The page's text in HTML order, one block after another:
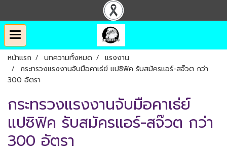
หน้าแรก บทความทั้งหมด
แรงงาน
กระทรวงแรงงานจับมือคาเธ่ย์ แปซิฟิค รับสมัครแอร์-สจ๊วต กว่า
300 อัตรา
กระทรวงแรงงานจับมือคาเธ่ย์
แปซิฟิค รับสมัครแอร์-สจ๊วต กว่า
300 อัตรา